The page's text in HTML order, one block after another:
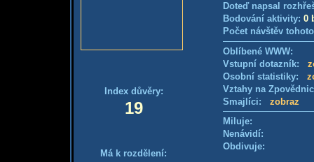
Index důvěry:
19
Má k rozdělení:
Doteď napsal
Bodování aktivity: 0
Počet návštěv
Oblíbené WWW:
Vstupní dotazník:
Osobní statistiky:
Vztahy na
Smajlíci: zobraz
Miluje:
Nenávidí:
Obdivuje: